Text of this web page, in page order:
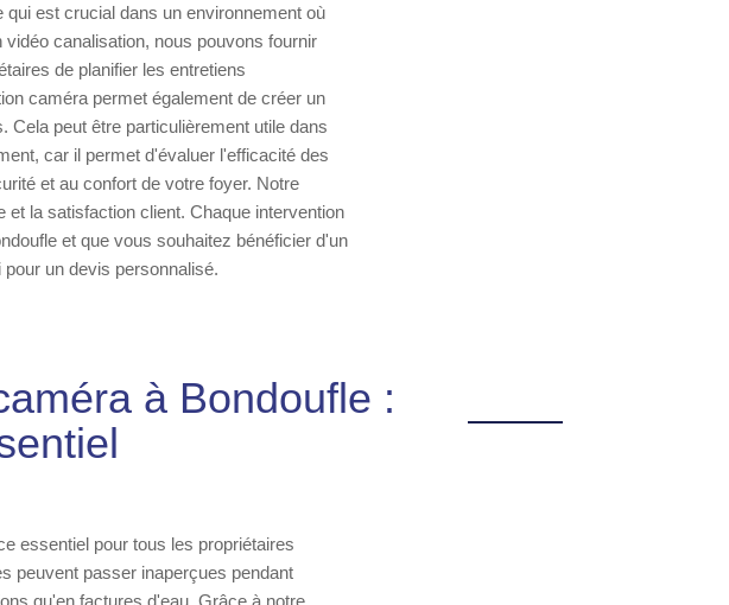
est crucial dans un environnement où
canalisation, nous pouvons fournir
de planifier les entretiens
caméra permet également de créer un
peut être particulièrement utile dans
car il permet d'évaluer l'efficacité des
et au confort de votre foyer. Notre
la satisfaction client. Chaque intervention
et que vous souhaitez bénéficier d'un
un devis personnalisé.
à Bondoufle :
essentiel pour tous les propriétaires
peuvent passer inaperçues pendant
qu'en factures d'eau. Grâce à notre